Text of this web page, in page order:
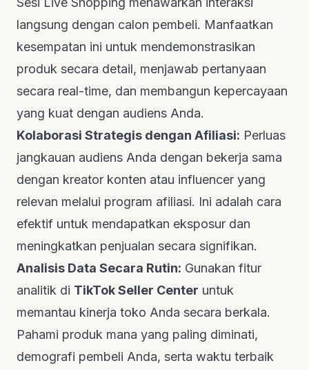
langsung dengan calon pembeli. Manfaatkan
kesempatan ini untuk mendemonstrasikan
produk secara detail, menjawab pertanyaan
secara real-time, dan membangun kepercayaan
yang kuat dengan audiens Anda.
Kolaborasi Strategis dengan Afiliasi: Perluas
jangkauan audiens Anda dengan bekerja sama
dengan kreator konten atau influencer yang
relevan melalui program afiliasi. Ini adalah cara
efektif untuk mendapatkan eksposur dan
meningkatkan penjualan secara signifikan.
Analisis Data Secara Rutin: Gunakan fitur
analitik di TikTok Seller Center untuk
memantau kinerja toko Anda secara berkala.
Pahami produk mana yang paling diminati,
demografi pembeli Anda, serta waktu terbaik